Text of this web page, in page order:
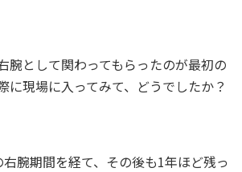
腕として関わってもらったのが最初の
に現場に入ってみて、どうでしたか？
腕期間を経て、その後も1年ほど残っ